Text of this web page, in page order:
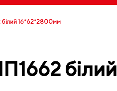
білий 16*62*2800мм
білий